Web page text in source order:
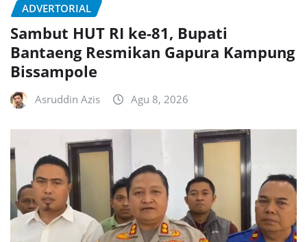
ADVERTORIAL
Sambut HUT RI ke-81, Bupati
Bantaeng Resmikan Gapura Kampung
Bissampole
Asruddin Azis Agu 8, 2026